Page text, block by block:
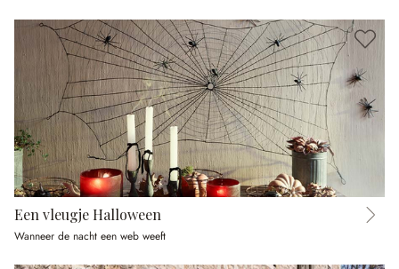
Een vleugje Halloween
Wanneer de nacht een web weeft